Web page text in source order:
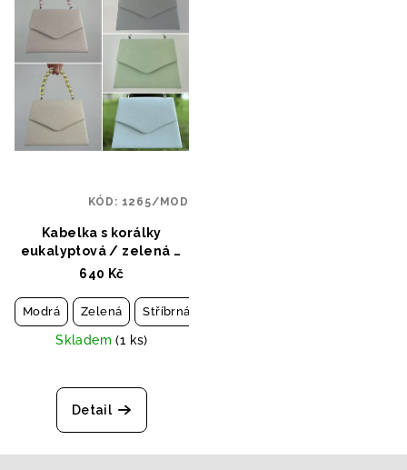
Kabelka s korálky
eukalyptová / zelená /
žlutá / růžová / stříbrná
640 Kč
Modrá Zelená Stříbrná
Skladem(1 ks)
Detail
KÓD: 1265/MOD